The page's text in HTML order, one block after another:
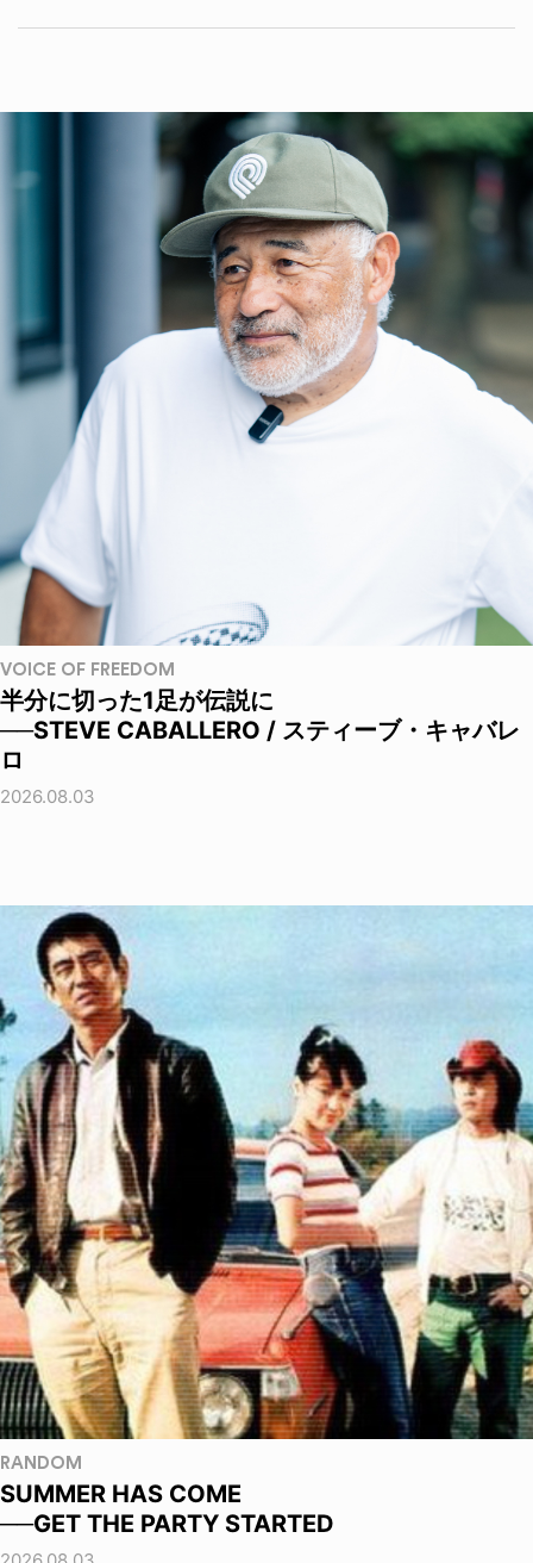
VOICE OF FREEDOM
半分に切った1足が伝説に
──STEVE CABALLERO / スティーブ・キャバレ
ロ
2026.08.03
RANDOM
SUMMER HAS COME
──GET THE PARTY STARTED